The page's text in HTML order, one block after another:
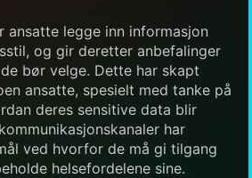
ansatte legge inn informasjon
og gir deretter anbefalinger
bør velge. Dette har skapt
ansatte, spesielt med tanke på
deres sensitive data blir
har
ved hvorfor de må gi tilgang
helsefordelene sine.